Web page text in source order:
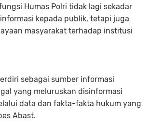
Humas Polri tidak lagi sekadar
kepada publik, tetapi juga
masyarakat terhadap institusi
sebagai sumber informasi
yang meluruskan disinformasi
data dan fakta-fakta hukum yang
Abast.